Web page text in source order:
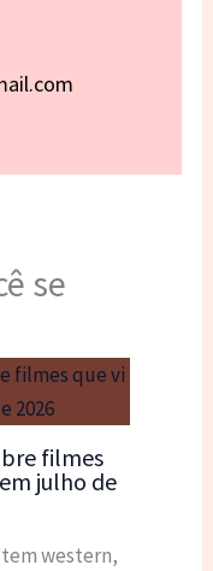
se
filmes
julho de
western,